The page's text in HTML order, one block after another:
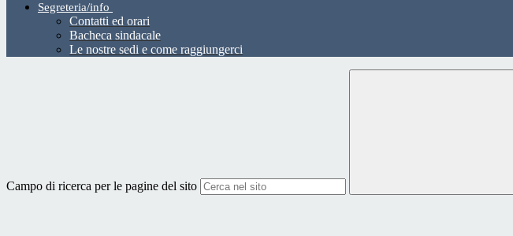
Segreteria/info
Contatti ed orari
Bacheca sindacale
Le nostre sedi e come raggiungerci
Campo di ricerca per le pagine del sito